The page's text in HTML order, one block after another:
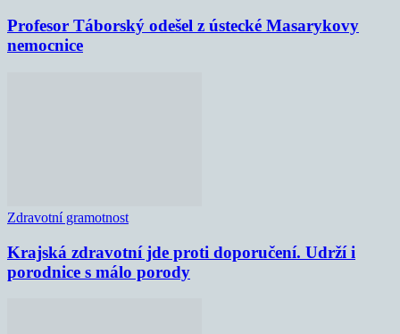
Profesor Táborský odešel z ústecké Masarykovy
nemocnice
Zdravotní gramotnost
Krajská zdravotní jde proti doporučení. Udrží i
porodnice s málo porody